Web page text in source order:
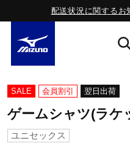
配送状況に関するお
スニーカー
ライフスタイルウ
SALE 会員割引 翌日出荷
ゲームシャツ(ラケ
ユニセックス